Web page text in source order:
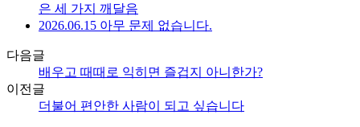
은 세 가지 깨달음
2026.06.15 아무 문제 없습니다.
다음글
배우고 때때로 익히면 즐겁지 아니한가?
이전글
더불어 편안한 사람이 되고 싶습니다